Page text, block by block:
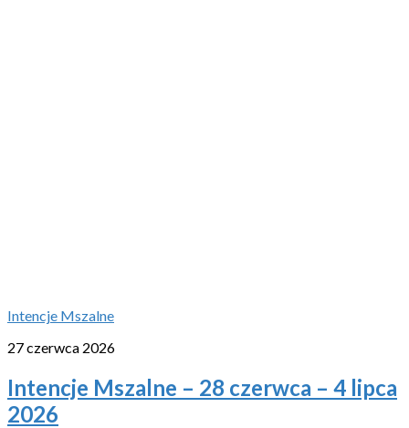
Intencje Mszalne
27 czerwca 2026
Intencje Mszalne – 28 czerwca – 4 lipca
2026